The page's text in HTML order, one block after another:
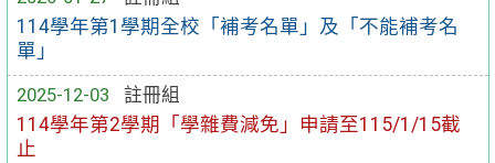
114學年第1學期全校「補考名單」及「不能補考名
單」
2025-12-03
註冊組
114學年第2學期「學雜費減免」申請至115/1/15截
止